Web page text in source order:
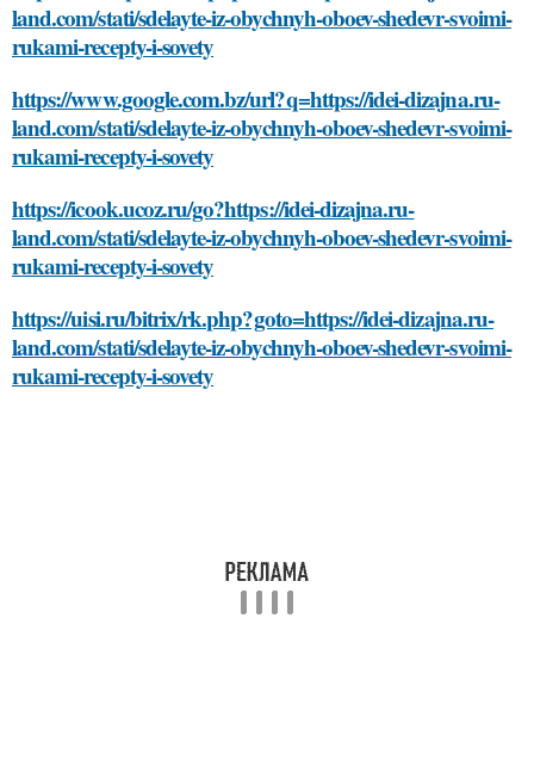
land.com/stati/sdelayte-iz-obychnyh-oboev-shedevr-svoimi-
rukami-recepty-i-sovety
https://www.google.com.bz/url?q=https://idei-dizajna.ru-
land.com/stati/sdelayte-iz-obychnyh-oboev-shedevr-svoimi-
rukami-recepty-i-sovety
https://icook.ucoz.ru/go?https://idei-dizajna.ru-
land.com/stati/sdelayte-iz-obychnyh-oboev-shedevr-svoimi-
rukami-recepty-i-sovety
https://uisi.ru/bitrix/rk.php?goto=https://idei-dizajna.ru-
land.com/stati/sdelayte-iz-obychnyh-oboev-shedevr-svoimi-
rukami-recepty-i-sovety